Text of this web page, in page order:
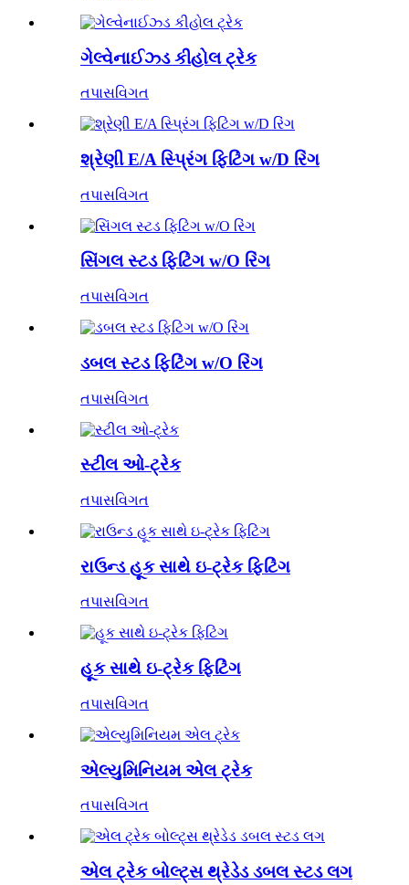
ગેલ્વેનાઈઝ્ડ કીહોલ ટ્રેક
તપાસવિગત
શ્રેણી E/A સ્પ્રિંગ ફિટિંગ w/D રિંગ
તપાસવિગત
સિંગલ સ્ટડ ફિટિંગ w/O રિંગ
તપાસવિગત
ડબલ સ્ટડ ફિટિંગ w/O રિંગ
તપાસવિગત
સ્ટીલ ઓ-ટ્રેક
તપાસવિગત
રાઉન્ડ હૂક સાથે ઇ-ટ્રેક ફિટિંગ
તપાસવિગત
હૂક સાથે ઇ-ટ્રેક ફિટિંગ
તપાસવિગત
એલ્યુમિનિયમ એલ ટ્રેક
તપાસવિગત
એલ ટ્રેક બોલ્ટ્સ થ્રેડેડ ડબલ સ્ટડ લગ